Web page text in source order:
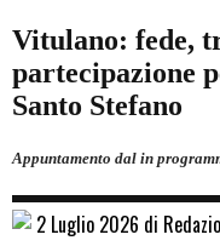
Vitulano: fede,
partecipazione
Santo Stefano
Appuntamento dal in
2 Luglio 2026 di